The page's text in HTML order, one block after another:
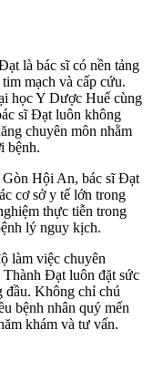
là bác sĩ có nền tảng
mạch và cấp cứu.
học Y Dược Huế cùng
sĩ Đạt luôn không
chuyên môn nhằm
bệnh.
Hội An, bác sĩ Đạt
cơ sở y tế lớn trong
thực tiễn trong
lý nguy kịch.
làm việc chuyên
Đạt luôn đặt sức
đầu. Không chỉ chú
bệnh nhân quý mến
khám và tư vấn.